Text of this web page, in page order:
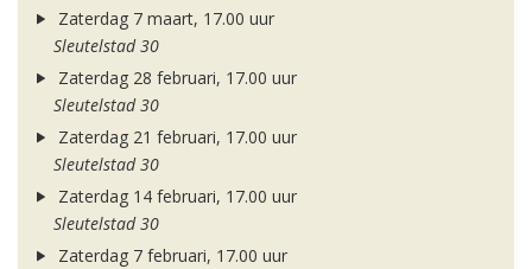
Zaterdag 7 maart, 17.00 uur
Sleutelstad 30
Zaterdag 28 februari, 17.00 uur
Sleutelstad 30
Zaterdag 21 februari, 17.00 uur
Sleutelstad 30
Zaterdag 14 februari, 17.00 uur
Sleutelstad 30
Zaterdag 7 februari, 17.00 uur